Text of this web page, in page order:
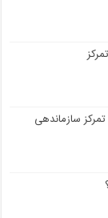
سازماندهی